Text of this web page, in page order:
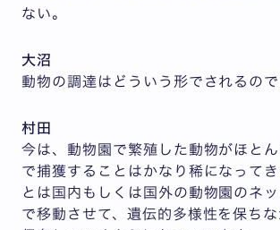
ない。
大沼
動物の調達はどういう形でされるので
村田
今は、動物園で繁殖した動物がほと
で捕獲することはかなり稀になって
とは国内もしくは国外の動物園のネ
で移動させて、遺伝的多様性を保ち